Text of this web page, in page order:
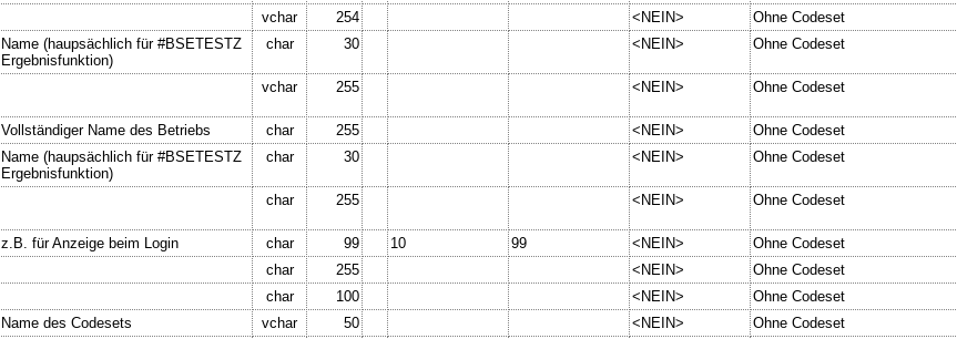
vchar 254 <NEIN>
Ohne Codeset
Name (haupsächlich für #BSETESTZ
Ergebnisfunktion)
char 30 <NEIN> Ohne Codeset
vchar 255 <NEIN> Ohne Codeset
Vollständiger Name des Betriebs char 255 <NEIN>
Ohne Codeset
Name (haupsächlich für #BSETESTZ
Ergebnisfunktion)
char 30 <NEIN> Ohne Codeset
char 255 <NEIN> Ohne Codeset
z.B. für Anzeige beim Login char 99 10 99 <NEIN>
Ohne Codeset
char 255 <NEIN>
Ohne Codeset
char 100 <NEIN>
Ohne Codeset
Name des Codesets vchar 50 <NEIN>
Ohne Codeset